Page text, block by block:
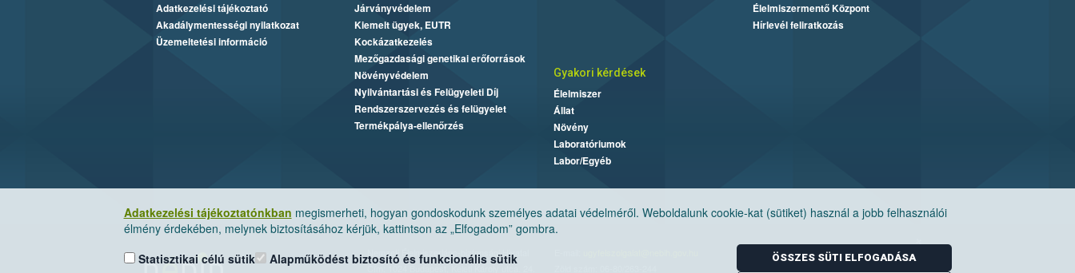
Adatkezelési tájékoztatónkban megismerheti, hogyan gondoskodunk személyes adatai védelméről. Weboldalunk cookie-kat (sütiket) használ a jobb felhasználói
élmény érdekében, melynek biztosításához kérjük, kattintson az „Elfogadom” gombra.
Statisztikai célú sütik
Alapműködést biztosító és funkcionális sütik ÖSSZES SÜTI ELFOGADÁSA
Adatkezelési tájékoztató
Akadálymentességi nyilatkozat
Üzemeltetési információ
Járványvédelem
Kiemelt ügyek, EUTR
Kockázatkezelés
Mezőgazdasági genetikai erőforrások
Növényvédelem
Nyilvántartási és Felügyeleti Díj
Rendszerszervezés és felügyelet
Termékpálya-ellenőrzés
Élelmiszermentő Központ
Hírlevél feliratkozás
Gyakori kérdések
Élelmiszer
Állat
Növény
Laboratóriumok
Labor/Egyéb
Nemzeti Élelmiszerlánc-biztonsági Hivatal